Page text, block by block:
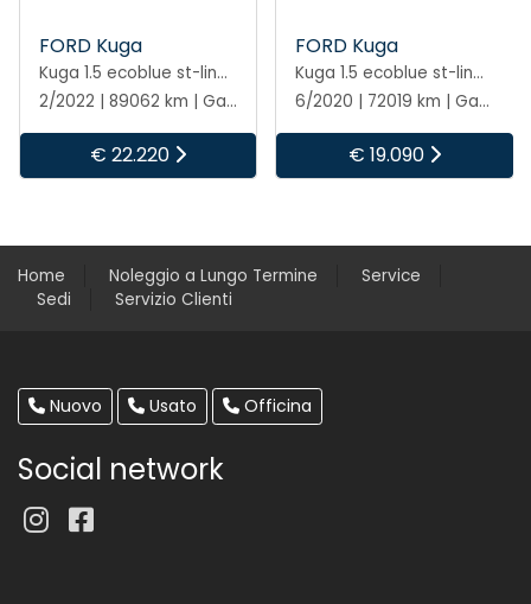
FORD Kuga
Kuga 1.5 ecoblue st-line x 2wd 120cv auto
2/2022 | 89062 km | Gasolio | Automatico
€ 22.220
FORD Kuga
Kuga 1.5 ecoblue st-line x 2wd 120cv auto
6/2020 | 72019 km | Gasolio | Automatico
€ 19.090
Home Noleggio a Lungo Termine
Service
Sedi
Servizio Clienti
Nuovo Usato Officina
Social network